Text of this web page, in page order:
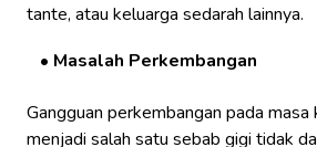
tante, atau keluarga sedarah lainnya.
Masalah Perkembangan
Gangguan perkembangan pada masa
menjadi salah satu sebab gigi tidak